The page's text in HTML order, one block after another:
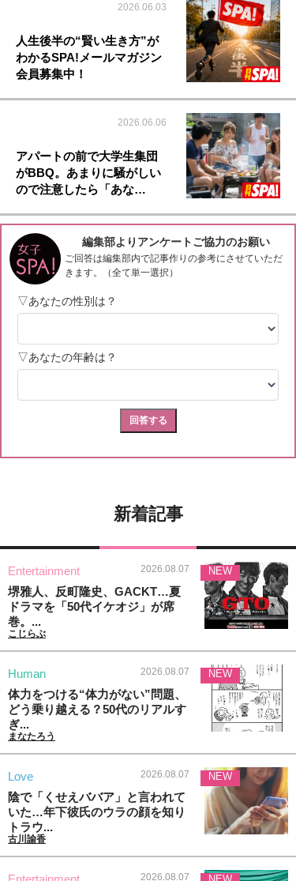
2026.06.03
人生後半の“賢い生き方”が
わかるSPA!メールマガジン
会員募集中！
2026.06.06
アパートの前で大学生集団
がBBQ。あまりに騒がしい
ので注意したら「あな…
新着記事
Entertainment 2026.08.07
堺雅人、反町隆史、GACKT…夏
ドラマを「50代イケオジ」が席
巻。...
こじらぶ
NEW
Human 2026.08.07
体力をつける“体力がない”問題、
どう乗り越える？50代のリアルす
ぎ...
まなたろう
NEW
Love 2026.08.07
陰で「くせえババア」と言われて
いた…年下彼氏のウラの顔を知り
トラウ...
古川諭香
NEW
2026.08.07